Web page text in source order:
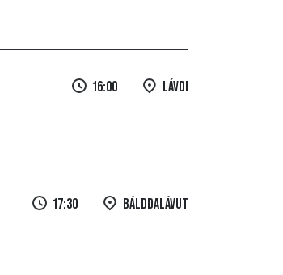
16:00 Lávdi
17:30 Bálddalávut